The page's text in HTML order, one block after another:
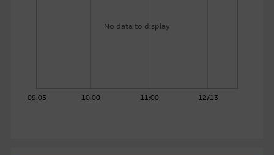
No data to display
09:05 10:00 11:00 12/13